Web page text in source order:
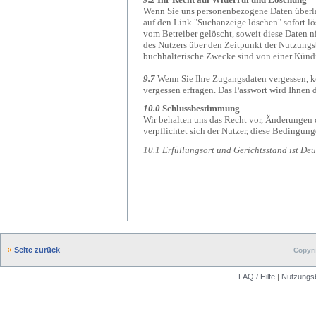
Wenn Sie uns personenbezogene Daten
auf den Link "Suchanzeige löschen" sofort
vom Betreiber gelöscht, soweit diese Daten
des Nutzers über den Zeitpunkt der
buchhalterische Zwecke sind von einer
9.7Wenn Sie Ihre Zugangsdaten vergessen,
vergessen erfragen. Das Passwort wird
10.0Schlussbestimmung
Wir behalten uns das Recht vor,
verpflichtet sich der Nutzer, diese
10.1 Erfüllungsort und Gerichtsstand ist
Seite zurück
FAQ / Hilfe|